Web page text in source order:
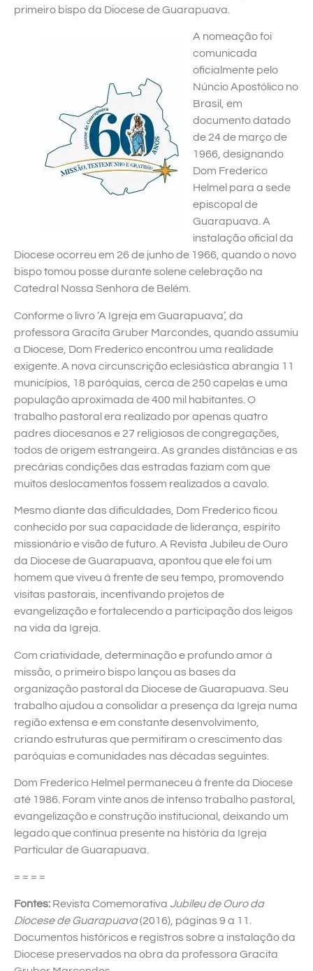
primeiro bispo da Diocese de Guarapuava.
A nomeação foi
comunicada
oficialmente pelo
Núncio Apostólico no
Brasil, em
documento datado
de 24 de março de
1966, designando
Dom Frederico
Helmel para a sede
episcopal de
Guarapuava. A
instalação oficial da
Diocese ocorreu em 26 de junho de 1966, quando o novo
bispo tomou posse durante solene celebração na
Catedral Nossa Senhora de Belém.
Conforme o livro ‘A Igreja em Guarapuava’, da
professora Gracita Gruber Marcondes, quando assumiu
a Diocese, Dom Frederico encontrou uma realidade
exigente. A nova circunscrição eclesiástica abrangia 11
municípios, 18 paróquias, cerca de 250 capelas e uma
população aproximada de 400 mil habitantes. O
trabalho pastoral era realizado por apenas quatro
padres diocesanos e 27 religiosos de congregações,
todos de origem estrangeira. As grandes distâncias e as
precárias condições das estradas faziam com que
muitos deslocamentos fossem realizados a cavalo.
Mesmo diante das dificuldades, Dom Frederico ficou
conhecido por sua capacidade de liderança, espírito
missionário e visão de futuro. A Revista Jubileu de Ouro
da Diocese de Guarapuava, apontou que ele foi um
homem que viveu à frente de seu tempo, promovendo
visitas pastorais, incentivando projetos de
evangelização e fortalecendo a participação dos leigos
na vida da Igreja.
Com criatividade, determinação e profundo amor à
missão, o primeiro bispo lançou as bases da
organização pastoral da Diocese de Guarapuava. Seu
trabalho ajudou a consolidar a presença da Igreja numa
região extensa e em constante desenvolvimento,
criando estruturas que permitiram o crescimento das
paróquias e comunidades nas décadas seguintes.
Dom Frederico Helmel permaneceu à frente da Diocese
até 1986. Foram vinte anos de intenso trabalho pastoral,
evangelização e construção institucional, deixando um
legado que continua presente na história da Igreja
Particular de Guarapuava.
= = = =
Fontes: Revista Comemorativa Jubileu de Ouro da
Diocese de Guarapuava(2016), páginas 9 a 11.
Documentos históricos e registros sobre a instalação da
Diocese preservados na obra da professora Gracita